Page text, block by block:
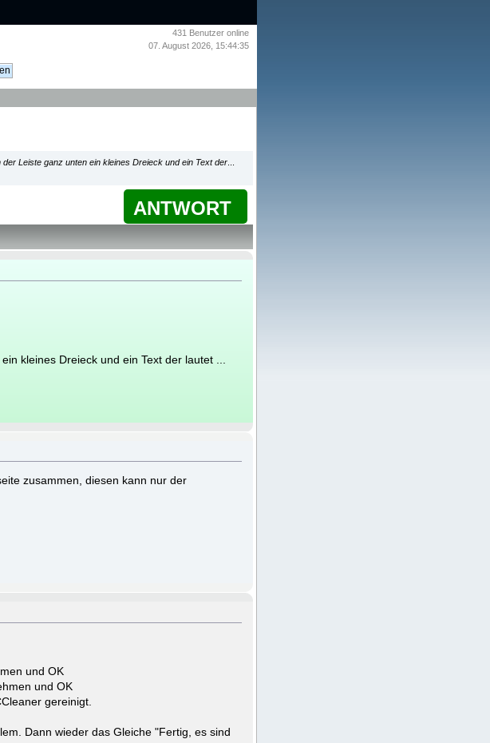
431 Benutzer online
07. August 2026, 15:44:35
Leiste ganz unten ein kleines Dreieck und ein Text der
ANTWORT
kleines Dreieck und ein Text der lautet ...
zusammen, diesen kann nur der
und OK
und OK
gereinigt.
Dann wieder das Gleiche "Fertig, es sind